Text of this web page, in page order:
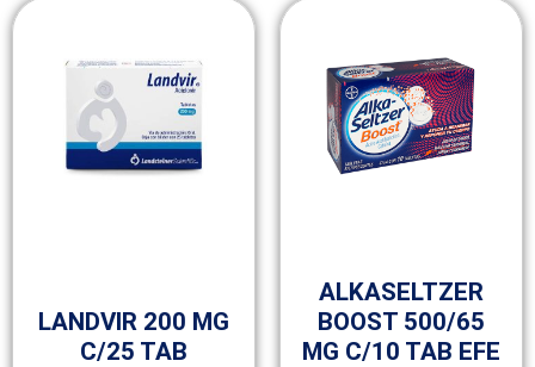
LANDVIR 200 MG
C/25 TAB
ALKASELTZER
BOOST 500/65
MG C/10 TAB EFE